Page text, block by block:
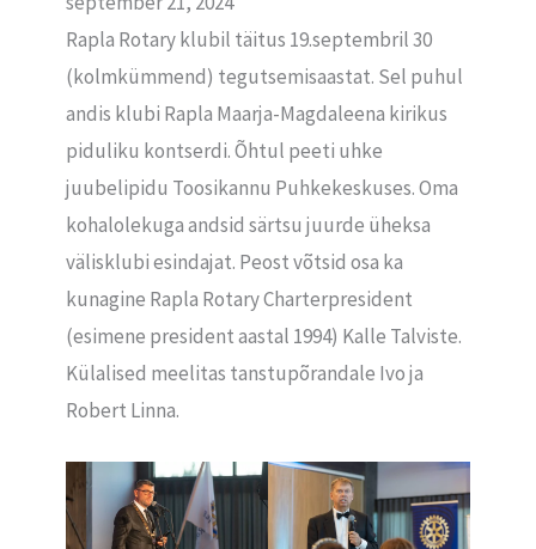
Rapla Rotary klubil täitus 19.septembril 30
(kolmkümmend) tegutsemisaastat. Sel puhul
andis klubi Rapla Maarja-Magdaleena kirikus
piduliku kontserdi. Õhtul peeti uhke
juubelipidu Toosikannu Puhkekeskuses. Oma
kohalolekuga andsid särtsu juurde üheksa
välisklubi esindajat. Peost võtsid osa ka
kunagine Rapla Rotary Charterpresident
(esimene president aastal 1994) Kalle Talviste.
Külalised meelitas tanstupõrandale Ivo ja
Robert Linna.